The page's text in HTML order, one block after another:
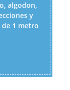
algodon,
y
1 metro